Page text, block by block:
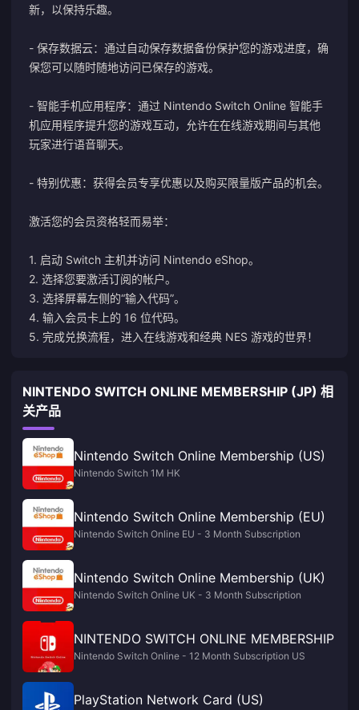
新，以保持乐趣。
- 保存数据云：通过自动保存数据备份保护您的游戏进度，确
保您可以随时随地访问已保存的游戏。
- 智能手机应用程序：通过 Nintendo Switch Online 智能手
机应用程序提升您的游戏互动，允许在在线游戏期间与其他
玩家进行语音聊天。
- 特别优惠：获得会员专享优惠以及购买限量版产品的机会。
激活您的会员资格轻而易举：
1. 启动 Switch 主机并访问 Nintendo eShop。
2. 选择您要激活订阅的帐户。
3. 选择屏幕左侧的“输入代码”。
4. 输入会员卡上的 16 位代码。
5. 完成兑换流程，进入在线游戏和经典 NES 游戏的世界！
NINTENDO SWITCH ONLINE MEMBERSHIP (JP) 相
关产品
Nintendo Switch Online Membership (US)
Nintendo Switch 1M HK
Nintendo Switch Online Membership (EU)
Nintendo Switch Online EU - 3 Month Subscription
Nintendo Switch Online Membership (UK)
Nintendo Switch Online UK - 3 Month Subscription
NINTENDO SWITCH ONLINE MEMBERSHIP
Nintendo Switch Online - 12 Month Subscription US
PlayStation Network Card (US)